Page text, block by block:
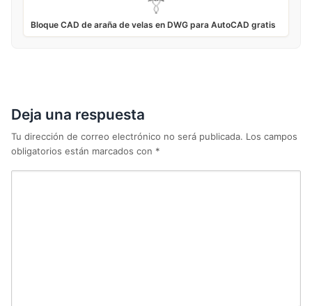
Bloque CAD de araña de velas en DWG para AutoCAD gratis
Deja una respuesta
Tu dirección de correo electrónico no será publicada. Los campos
obligatorios están marcados con *